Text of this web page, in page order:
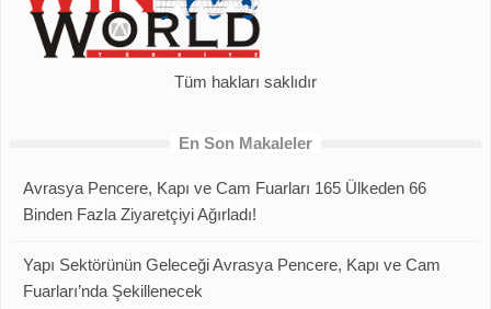
Tüm hakları saklıdır
En Son Makaleler
Avrasya Pencere, Kapı ve Cam Fuarları 165 Ülkeden 66
Binden Fazla Ziyaretçiyi Ağırladı!
Yapı Sektörünün Geleceği Avrasya Pencere, Kapı ve Cam
Fuarları’nda Şekillenecek